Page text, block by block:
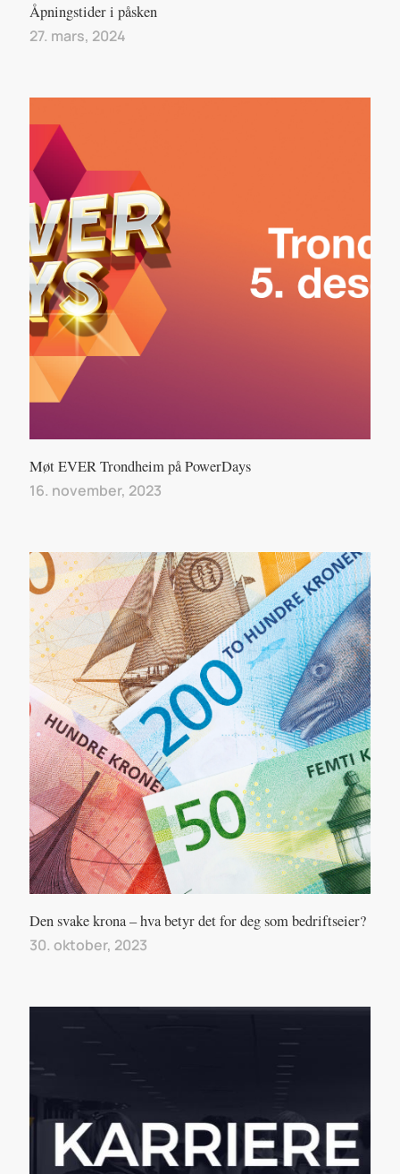
Åpningstider i påsken
27. mars, 2024
Møt EVER Trondheim på PowerDays
16. november, 2023
Den svake krona – hva betyr det for deg som bedriftseier?
30. oktober, 2023